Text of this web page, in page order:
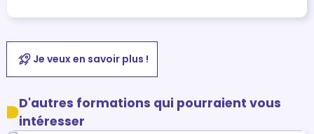
Je veux en savoir plus !
D'autres formations qui pourraient vous
intéresser